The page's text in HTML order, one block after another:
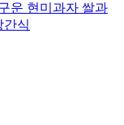
운 현미과자 쌀과
간식